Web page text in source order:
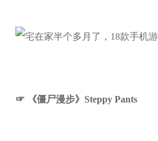
☞ 《僵尸漫步》Steppy Pants